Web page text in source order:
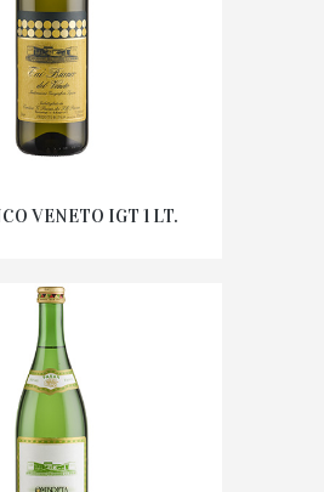
VENETO IGT 1 LT.